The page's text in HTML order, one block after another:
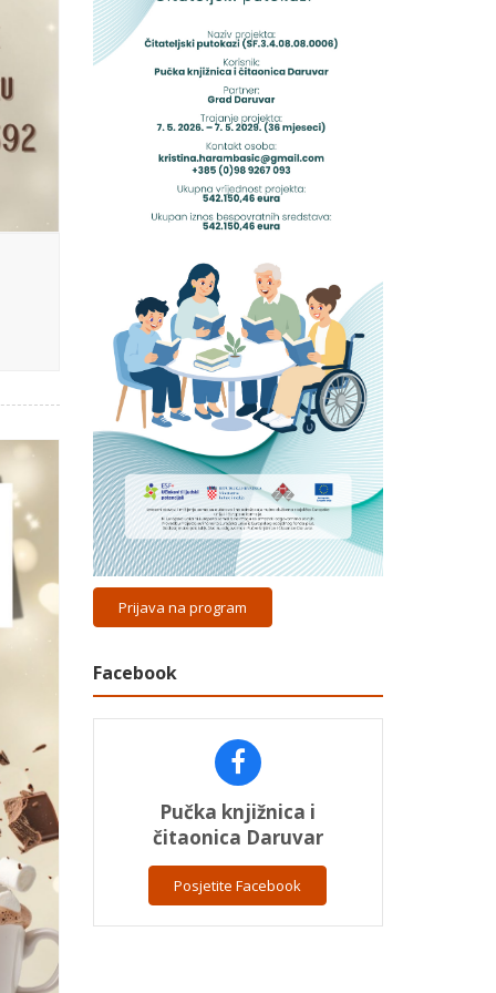
Prijava na program
Facebook
Pučka knjižnica i
čitaonica Daruvar
Posjetite Facebook